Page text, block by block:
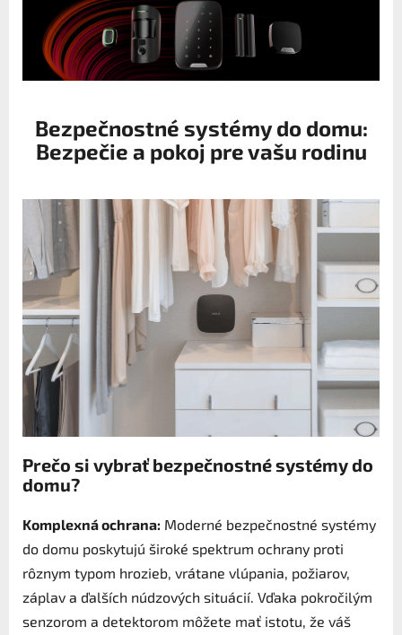
Bezpečnostné systémy do domu:
Bezpečie a pokoj pre vašu rodinu
Prečo si vybrať bezpečnostné systémy do
domu?
Komplexná ochrana: Moderné bezpečnostné systémy
do domu poskytujú široké spektrum ochrany proti
rôznym typom hrozieb, vrátane vlúpania, požiarov,
záplav a ďalších núdzových situácií. Vďaka pokročilým
senzorom a detektorom môžete mať istotu, že váš